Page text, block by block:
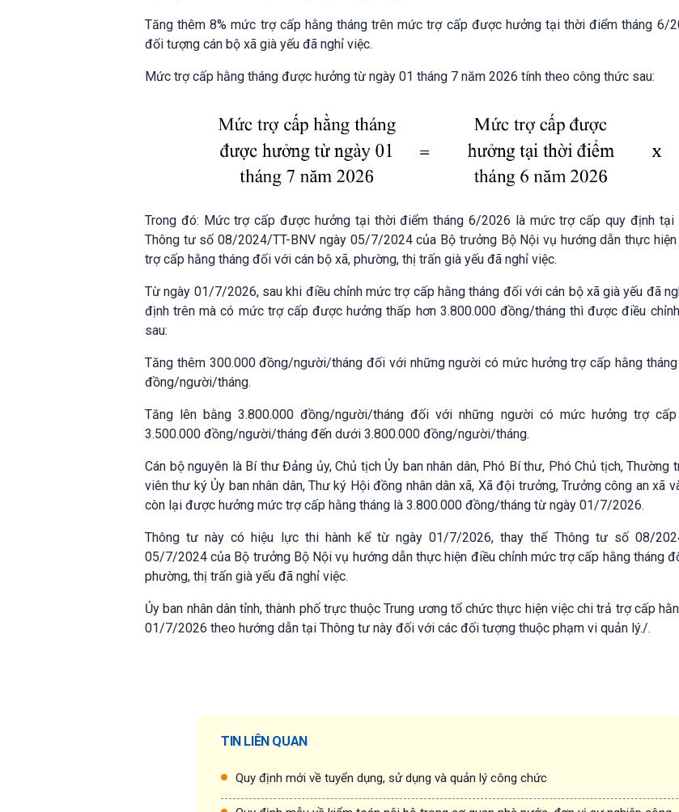
Tăng thêm 8% mức trợ cấp hằng tháng trên mức trợ cấp được hưởng tại thời điểm tháng 6/
đối tượng cán bộ xã già yếu đã nghỉ việc.
Mức trợ cấp hằng tháng được hưởng từ ngày 01 tháng 7 năm 2026 tính theo công thức sau:
Trong đó: Mức trợ cấp được hưởng tại thời điểm tháng 6/2026 là mức trợ cấp quy định tại
Thông tư số 08/2024/TT-BNV ngày 05/7/2024 của Bộ trưởng Bộ Nội vụ hướng dẫn thực
trợ cấp hằng tháng đối với cán bộ xã, phường, thị trấn già yếu đã nghỉ việc.
Từ ngày 01/7/2026, sau khi điều chỉnh mức trợ cấp hằng tháng đối với cán bộ xã già yếu đã
định trên mà có mức trợ cấp được hưởng thấp hơn 3.800.000 đồng/tháng thì được điều
sau:
Tăng thêm 300.000 đồng/người/tháng đối với những người có mức hưởng trợ cấp hằng
đồng/người/tháng.
Tăng lên bằng 3.800.000 đồng/người/tháng đối với những người có mức hưởng trợ
3.500.000 đồng/người/tháng đến dưới 3.800.000 đồng/người/tháng.
Cán bộ nguyên là Bí thư Đảng ủy, Chủ tịch Ủy ban nhân dân, Phó Bí thư, Phó Chủ tịch, Thường
viên thư ký Ủy ban nhân dân, Thư ký Hội đồng nhân dân xã, Xã đội trưởng, Trưởng công an xã
còn lại được hưởng mức trợ cấp hằng tháng là 3.800.000 đồng/tháng từ ngày 01/7/2026.
Thông tư này có hiệu lực thi hành kể từ ngày 01/7/2026, thay thế Thông tư số 08/
05/7/2024 của Bộ trưởng Bộ Nội vụ hướng dẫn thực hiện điều chỉnh mức trợ cấp hằng tháng
phường, thị trấn già yếu đã nghỉ việc.
Ủy ban nhân dân tỉnh, thành phố trực thuộc Trung ương tổ chức thực hiện việc chi trả trợ cấp
01/7/2026 theo hướng dẫn tại Thông tư này đối với các đối tượng thuộc phạm vi quản lý./.
TIN LIÊN QUAN
Quy định mới về tuyển dụng, sử dụng và quản lý công chức